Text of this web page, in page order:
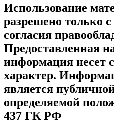
Использование
разрешено только
согласия
Предоставленная
информация несет
характер.
является
определяемой
437 ГК РФ